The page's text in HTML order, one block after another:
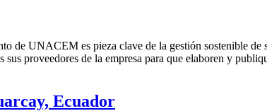
de UNACEM es pieza clave de la gestión sostenible
proveedores de la empresa para que elaboren y
Ecuador